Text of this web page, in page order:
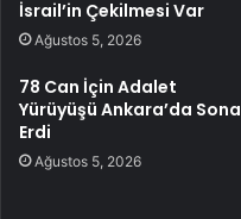
İsrail’in Çekilmesi Var
Ağustos 5, 2026
78 Can İçin Adalet
Yürüyüşü Ankara’da Sona
Erdi
Ağustos 5, 2026